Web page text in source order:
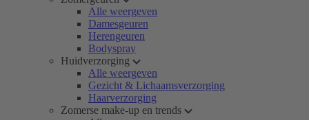
Alle weergeven
Damesgeuren
Herengeuren
Bodyspray
Huidverzorging
Alle weergeven
Gezicht & Lichaamsverzorging
Haarverzorging
Zomerse make-up en trends